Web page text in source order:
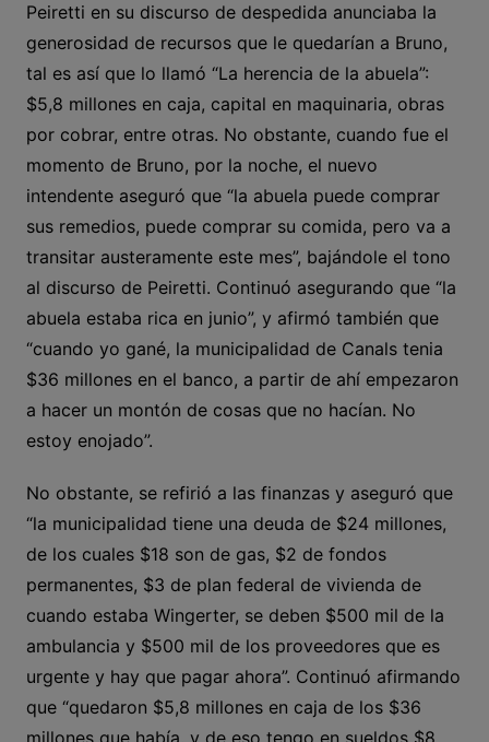
Peiretti en su discurso de despedida anunciaba la
generosidad de recursos que le quedarían a Bruno,
tal es así que lo llamó “La herencia de la abuela”:
$5,8 millones en caja, capital en maquinaria, obras
por cobrar, entre otras. No obstante, cuando fue el
momento de Bruno, por la noche, el nuevo
intendente aseguró que “la abuela puede comprar
sus remedios, puede comprar su comida, pero va a
transitar austeramente este mes”, bajándole el tono
al discurso de Peiretti. Continuó asegurando que “la
abuela estaba rica en junio”, y afirmó también que
“cuando yo gané, la municipalidad de Canals tenia
$36 millones en el banco, a partir de ahí empezaron
a hacer un montón de cosas que no hacían. No
estoy enojado”.
No obstante, se refirió a las finanzas y aseguró que
“la municipalidad tiene una deuda de $24 millones,
de los cuales $18 son de gas, $2 de fondos
permanentes, $3 de plan federal de vivienda de
cuando estaba Wingerter, se deben $500 mil de la
ambulancia y $500 mil de los proveedores que es
urgente y hay que pagar ahora”. Continuó afirmando
que “quedaron $5,8 millones en caja de los $36